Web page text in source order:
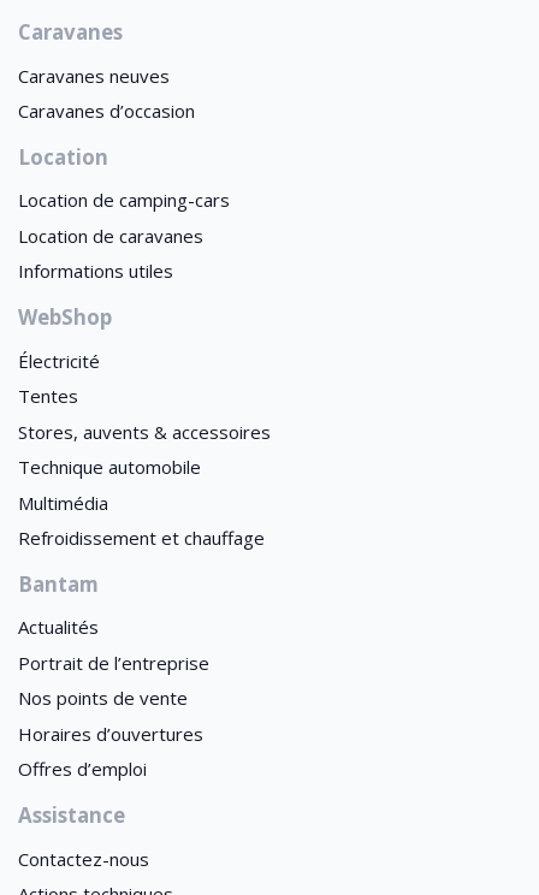
Caravanes
Caravanes neuves
Caravanes d’occasion
Location
Location de camping-cars
Location de caravanes
Informations utiles
WebShop
Électricité
Tentes
Stores, auvents & accessoires
Technique automobile
Multimédia
Refroidissement et chauffage
Bantam
Actualités
Portrait de l’entreprise
Nos points de vente
Horaires d’ouvertures
Offres d’emploi
Assistance
Contactez-nous